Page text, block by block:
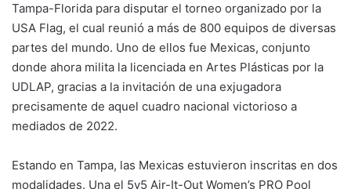
Tampa-Florida para disputar el torneo organizado por la
USA Flag, el cual reunió a más de 800 equipos de diversas
partes del mundo. Uno de ellos fue Mexicas, conjunto
donde ahora milita la licenciada en Artes Plásticas por la
UDLAP, gracias a la invitación de una exjugadora
precisamente de aquel cuadro nacional victorioso a
mediados de 2022.
Estando en Tampa, las Mexicas estuvieron inscritas en dos
modalidades. Una el 5v5 Air-It-Out Women’s PRO Pool